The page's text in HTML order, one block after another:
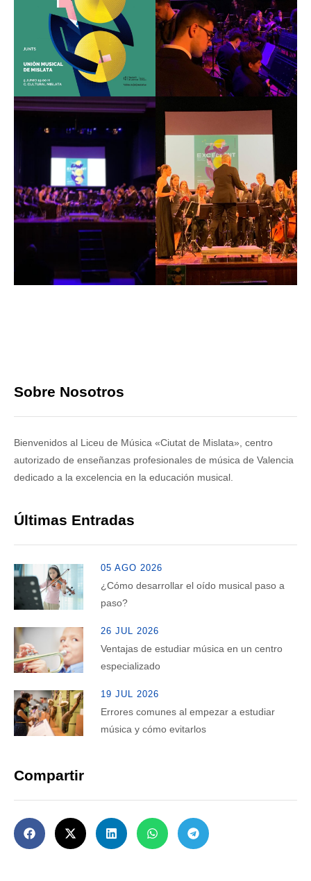
Sobre Nosotros
Bienvenidos al Liceu de Música «Ciutat de Mislata», centro
autorizado de enseñanzas profesionales de música de Valencia
dedicado a la excelencia en la educación musical.
Últimas Entradas
05 AGO 2026
¿Cómo desarrollar el oído musical paso a
paso?
26 JUL 2026
Ventajas de estudiar música en un centro
especializado
19 JUL 2026
Errores comunes al empezar a estudiar
música y cómo evitarlos
Compartir